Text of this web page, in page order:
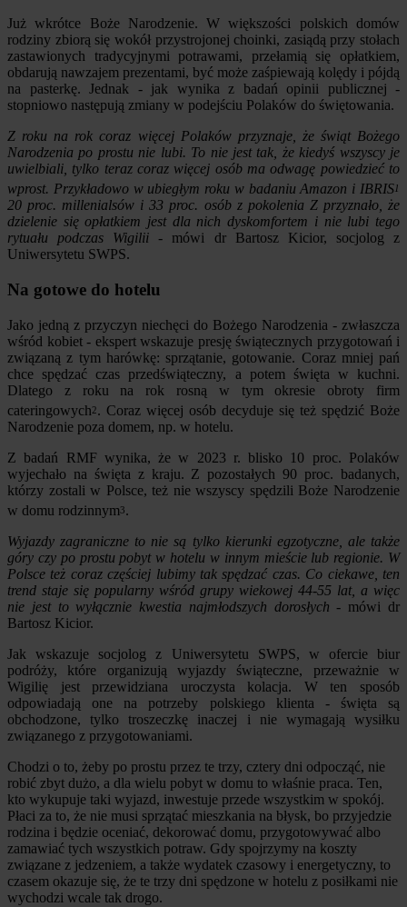
Już wkrótce Boże Narodzenie. W większości polskich domów
rodziny zbiorą się wokół przystrojonej choinki, zasiądą przy stołach
zastawionych tradycyjnymi potrawami, przełamią się opłatkiem,
obdarują nawzajem prezentami, być może zaśpiewają kolędy i pójdą
na pasterkę. Jednak - jak wynika z badań opinii publicznej -
stopniowo następują zmiany w podejściu Polaków do świętowania.
Z roku na rok coraz więcej Polaków przyznaje, że świąt Bożego
Narodzenia po prostu nie lubi. To nie jest tak, że kiedyś wszyscy je
uwielbiali, tylko teraz coraz więcej osób ma odwagę powiedzieć to
wprost. Przykładowo w ubiegłym roku w badaniu Amazon i IBRIS1
20 proc. millenialsów i 33 proc. osób z pokolenia Z przyznało, że
dzielenie się opłatkiem jest dla nich dyskomfortem i nie lubi tego
rytuału podczas Wigilii - mówi dr Bartosz Kicior, socjolog z
Uniwersytetu SWPS.
Na gotowe do hotelu
Jako jedną z przyczyn niechęci do Bożego Narodzenia - zwłaszcza
wśród kobiet - ekspert wskazuje presję świątecznych przygotowań i
związaną z tym harówkę: sprzątanie, gotowanie. Coraz mniej pań
chce spędzać czas przedświąteczny, a potem święta w kuchni.
Dlatego z roku na rok rosną w tym okresie obroty firm
cateringowych2. Coraz więcej osób decyduje się też spędzić Boże
Narodzenie poza domem, np. w hotelu.
Z badań RMF wynika, że w 2023 r. blisko 10 proc. Polaków
wyjechało na święta z kraju. Z pozostałych 90 proc. badanych,
którzy zostali w Polsce, też nie wszyscy spędzili Boże Narodzenie
w domu rodzinnym3.
Wyjazdy zagraniczne to nie są tylko kierunki egzotyczne, ale także
góry czy po prostu pobyt w hotelu w innym mieście lub regionie. W
Polsce też coraz częściej lubimy tak spędzać czas. Co ciekawe, ten
trend staje się popularny wśród grupy wiekowej 44-55 lat, a więc
nie jest to wyłącznie kwestia najmłodszych dorosłych - mówi dr
Bartosz Kicior.
Jak wskazuje socjolog z Uniwersytetu SWPS, w ofercie biur
podróży, które organizują wyjazdy świąteczne, przeważnie w
Wigilię jest przewidziana uroczysta kolacja. W ten sposób
odpowiadają one na potrzeby polskiego klienta - święta są
obchodzone, tylko troszeczkę inaczej i nie wymagają wysiłku
związanego z przygotowaniami.
Chodzi o to, żeby po prostu przez te trzy, cztery dni odpocząć, nie
robić zbyt dużo, a dla wielu pobyt w domu to właśnie praca. Ten,
kto wykupuje taki wyjazd, inwestuje przede wszystkim w spokój.
Płaci za to, że nie musi sprzątać mieszkania na błysk, bo przyjedzie
rodzina i będzie oceniać, dekorować domu, przygotowywać albo
zamawiać tych wszystkich potraw. Gdy spojrzymy na koszty
związane z jedzeniem, a także wydatek czasowy i energetyczny, to
czasem okazuje się, że te trzy dni spędzone w hotelu z posiłkami nie
wychodzi wcale tak drogo.